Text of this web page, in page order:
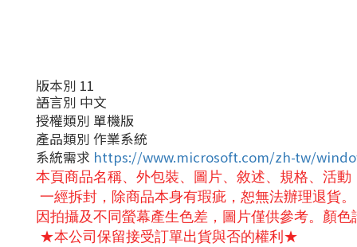
版本別 11
語言別 中文
授權類別 單機版
產品類別 作業系統
系統需求 https://www.microsoft.com/zh-tw/
本頁商品名稱、外包裝、圖片、敘述、規格、活
一經拆封，除商品本身有瑕疵，恕無法辦理退貨。
因拍攝及不同螢幕產生色差，圖片僅供參考。顏
★本公司保留接受訂單出貨與否的權利★